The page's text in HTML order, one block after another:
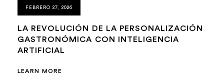
FEBRERO 27, 2026
LA REVOLUCIÓN DE LA PERSONALIZACIÓN
GASTRONÓMICA CON INTELIGENCIA
ARTIFICIAL
LEARN MORE